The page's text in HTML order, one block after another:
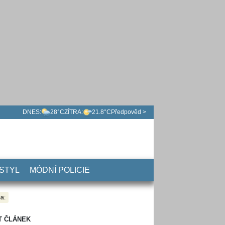
DNES: 28°CZÍTRA: 21.8°C Předpověd >
MÓDNÍ POLICIE
ČLÁNEK